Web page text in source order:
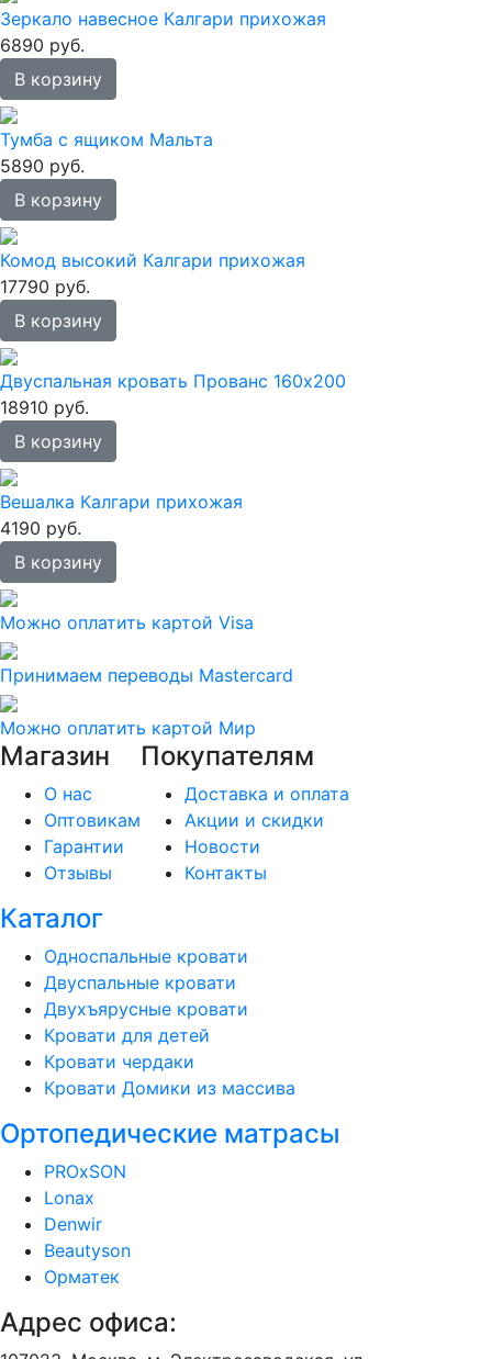
Зеркало навесное Калгари прихожая
6890 руб.
В корзину
Тумба с ящиком Мальта
5890 руб.
В корзину
Комод высокий Калгари прихожая
17790 руб.
В корзину
Двуспальная кровать Прованс 160х200
18910 руб.
В корзину
Вешалка Калгари прихожая
4190 руб.
В корзину
Можно оплатить картой Visa
Принимаем переводы Mastercard
Можно оплатить картой Мир
Магазин
О нас
Оптовикам
Гарантии
Отзывы
Покупателям
Доставка и оплата
Акции и скидки
Новости
Контакты
Каталог
Односпальные кровати
Двуспальные кровати
Двухъярусные кровати
Кровати для детей
Кровати чердаки
Кровати Домики из массива
Ортопедические матрасы
PROxSON
Lonax
Denwir
Beautyson
Орматек
Адрес офиса: